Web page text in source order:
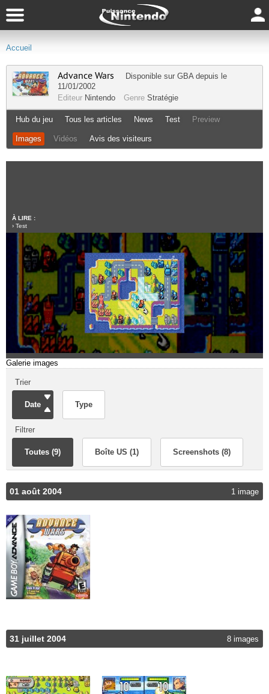
Accueil
Advance Wars Disponible sur GBAdepuis le
11/01/2002
Editeur Nintendo Genre Stratégie
Hub du jeu Tous les articles News Test Preview
Images Vidéos Avis des visiteurs
À LIRE :
› Test
Galerie images
Trier
Date Type
Filtrer
Toutes (9) Boîte US (1) Screenshots (8)
01 août 2004 1 image
31 juillet 2004 8 images